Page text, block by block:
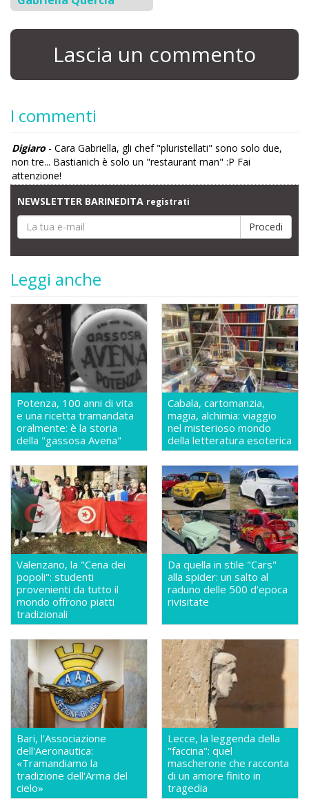
Lascia un commento
I commenti
Digiaro- Cara Gabriella, gli chef "pluristellati" sono solo due,
non tre... Bastianich è solo un "restaurant man" :P Fai
attenzione!
NEWSLETTER BARINEDITA registrati
Leggi anche
Potenza, 100 anni di vita
e una ricetta tramandata
oralmente: è la storia
della "gassosa Avena"
Cabala, cartomanzia,
magia, alchimia: viaggio
nel misterioso mondo
della letteratura esoterica
Valenzano, la "Cena dei
popoli": studenti
provenienti da tutto il
mondo offrono piatti
tradizionali
Da quella in stile "Cars"
alla spider: un salto al
raduno delle 500 d'epoca
rivisitate
Bari, l'Associazione
dell'Aeronautica:
«Tramandiamo la
tradizione dell'Arma del
cielo»
Lecce, la leggenda della
"faccina": quel
mascherone che racconta
di un amore finito in
tragedia